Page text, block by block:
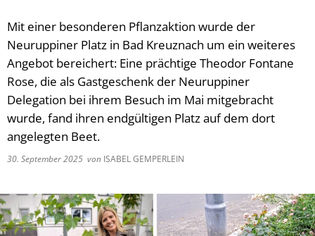
Mit einer besonderen Pflanzaktion wurde der
Neuruppiner Platz in Bad Kreuznach um ein weiteres
Angebot bereichert: Eine prächtige Theodor Fontane
Rose, die als Gastgeschenk der Neuruppiner
Delegation bei ihrem Besuch im Mai mitgebracht
wurde, fand ihren endgültigen Platz auf dem dort
angelegten Beet.
30. September 2025 von ISABEL GEMPERLEIN